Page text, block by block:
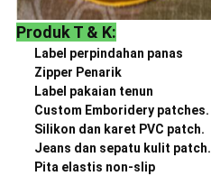
Produk T & K:
Label perpindahan panas
Zipper Penarik
Label pakaian tenun
Custom Emboridery patches.
Silikon dan karet PVC patch.
Jeans dan sepatu kulit patch.
Pita elastis non-slip